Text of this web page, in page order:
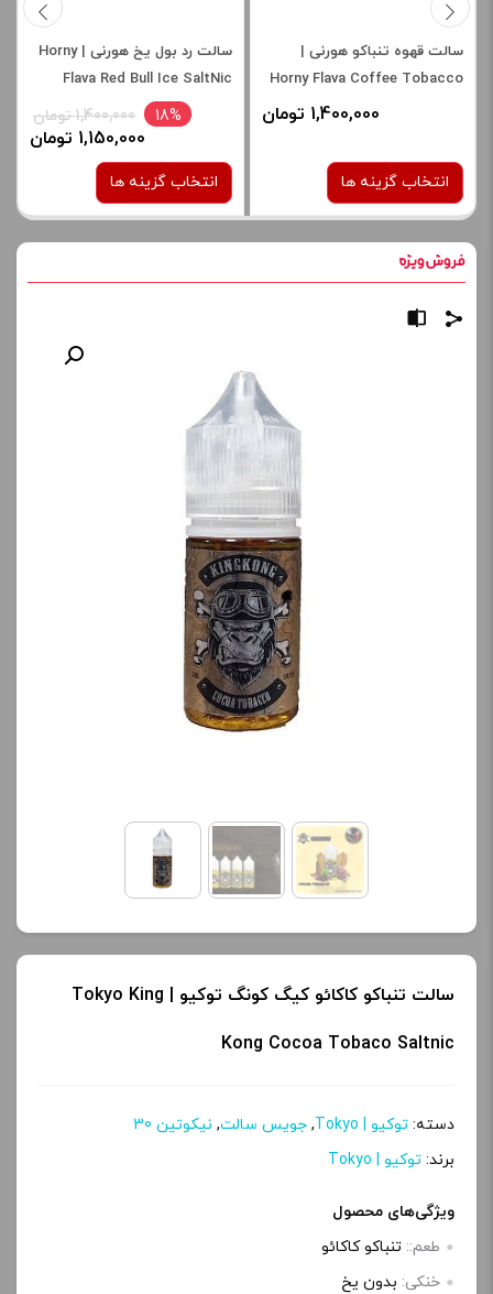
سالت قهوه تنباکو هورنی |
Horny Flava Coffee Tobacco
1,400,000 تومان
انتخاب گزینه ها
نیکوتین:
نمایش قیمت ، گزینه های
محصول را از کادر بالا انتخاب
سالت رد بول یخ هورنی | Horny
Flava Red Bull Ice SaltNic
18% 1,400,000 تومان
1,150,000 تومان
انتخاب گزینه ها
برای فعال شدن سبد خرید و
محصول را از کادر بالا انتخاب
کنید.
آخرین بروزرسانی
قیمت: 21 ساعت پیش
تمامی قیمت ها بروز
هستند.
افزودن به سبد خرید
سالت تنباکو کاکائو کیگ کونگ توکیو | Tokyo King
Kong Cocoa Tobaco Saltnic
دسته: توکیو | Tokyo , جویس سالت, نیکوتین 30
برند: توکیو | Tokyo
ویژگی‌های محصول
طعم:: تنباکو کاکائو
خنکی: بدون یخ